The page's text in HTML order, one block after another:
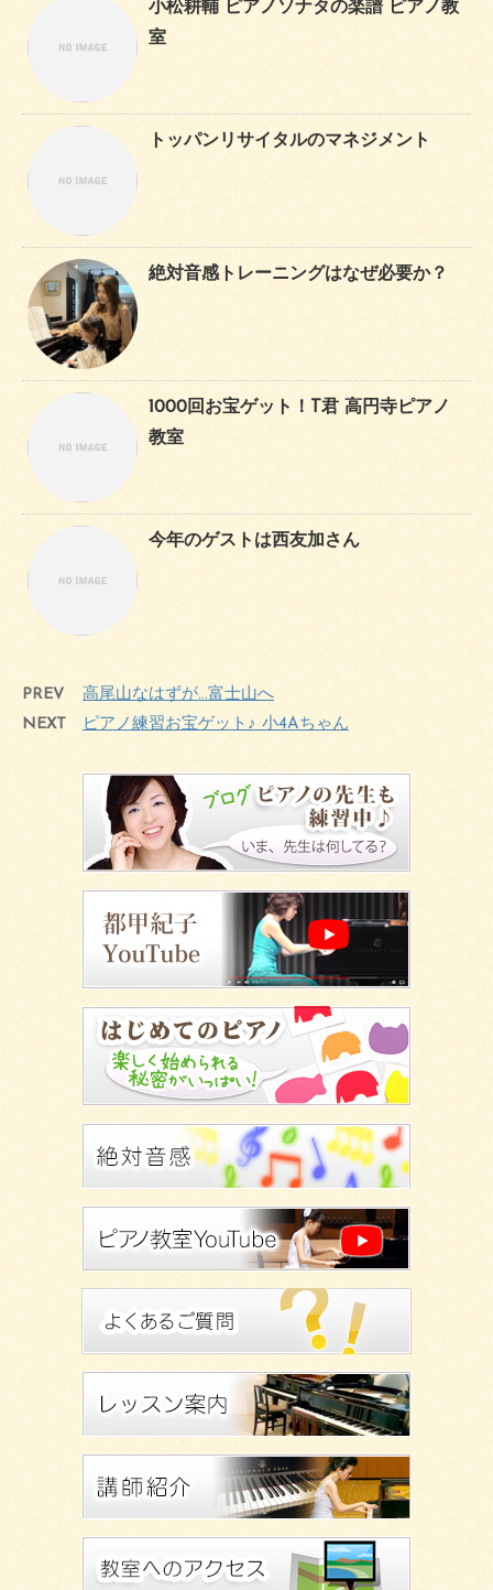
小松耕輔 ピアノソナタの楽譜 ピアノ教
室
トッパンリサイタルのマネジメント
絶対音感トレーニングはなぜ必要か？
1000回お宝ゲット！T君 高円寺ピアノ
教室
今年のゲストは西友加さん
PREV
高尾山なはずが…富士山へ
NEXT
ピアノ練習お宝ゲット♪ 小4Aちゃん